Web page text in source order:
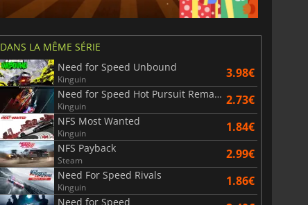
DANS LA MÊME SÉRIE
Need for Speed Unbound
Kinguin 3.98€
Need for Speed Hot Pursuit Remastered
Kinguin 2.73€
NFS Most Wanted
Kinguin 1.84€
NFS Payback
Steam 2.99€
Need For Speed Rivals
Kinguin 1.86€
Need for Speed